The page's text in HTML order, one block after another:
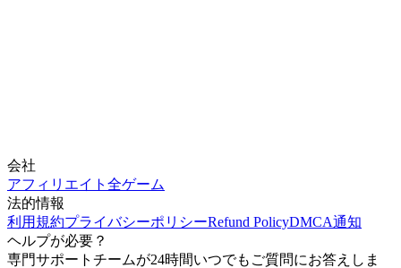
会社
アフィリエイト 全ゲーム
法的情報
利用規約プライバシーポリシーRefund PolicyDMCA通知
ヘルプが必要？
専門サポートチームが24時間いつでもご質問にお答えしま